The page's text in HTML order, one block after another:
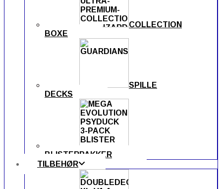
COLLECTION
BOXE
SPILLE
DECKS
BLISTERPAKKER
TILBEHØR